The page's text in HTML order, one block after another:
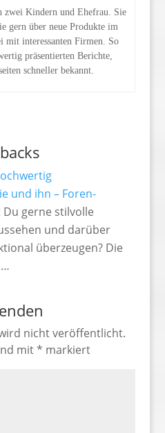
zwei Kindern und Ehefrau. Sie
gern über neue Produkte im
mit interessanten Firmen. So
präsentierten Berichte,
schneller bekannt.
und ihn – Foren-
gerne stilvolle
und darüber
überzeugen? Die
nicht veröffentlicht.
mit* markiert